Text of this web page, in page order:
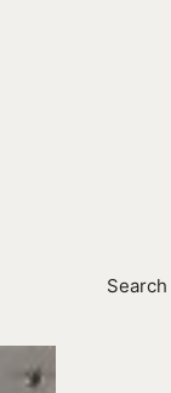
for: